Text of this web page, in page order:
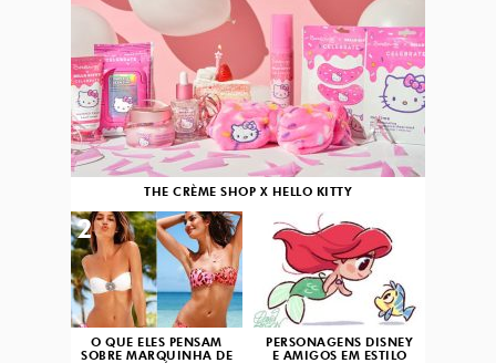
THE CRÈME SHOP X HELLO KITTY
O QUE ELES PENSAM
SOBRE MARQUINHA DE
2
PERSONAGENS DISNEY
E AMIGOS EM ESTILO
3